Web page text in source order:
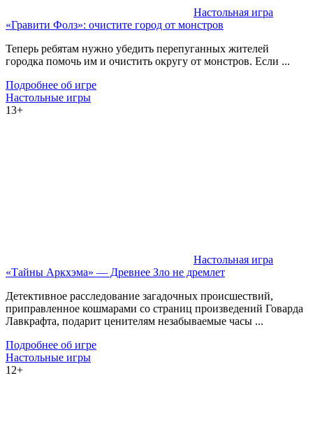
Настольная игра
«Гравити Фолз»: очистите город от монстров
Теперь ребятам нужно убедить перепуганных жителей
городка помочь им и очистить округу от монстров. Если ...
Подробнее об игре
Настольные игры
13+
Настольная игра
«Тайны Аркхэма» — Древнее Зло не дремлет
Детективное расследование загадочных происшествий,
приправленное кошмарами со страниц произведений Говарда
Лавкрафта, подарит ценителям незабываемые часы ...
Подробнее об игре
Настольные игры
12+